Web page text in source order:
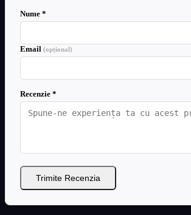
Nume *
Email (opțional)
Recenzie *
Trimite Recenzia